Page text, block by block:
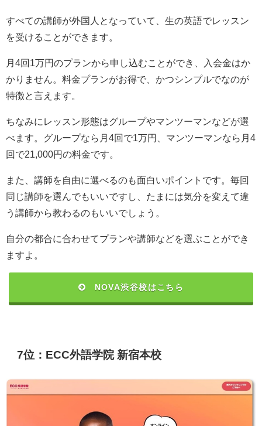
すべての講師が外国人となっていて、生の英語でレッスン
を受けることができます。
月4回1万円のプランから申し込むことができ、入会金はか
かりません。料金プランがお得で、かつシンプルでなのが
特徴と言えます。
ちなみにレッスン形態はグループやマンツーマンなどが選
べます。グループなら月4回で1万円、マンツーマンなら月4
回で21,000円の料金です。
また、講師を自由に選べるのも面白いポイントです。毎回
同じ講師を選んでもいいですし、たまには気分を変えて違
う講師から教わるのもいいでしょう。
自分の都合に合わせてプランや講師などを選ぶことができ
ますよ。
NOVA渋谷校はこちら
7位：ECC外語学院 新宿本校